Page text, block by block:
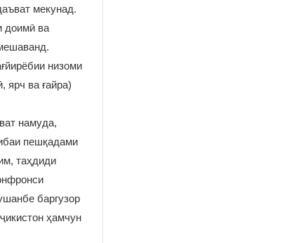
мекунад.
доимӣ ва
низоми
ярч ва ғайра)
намуда,
пешқадами
таҳдиди
баргузор
ҳамчун